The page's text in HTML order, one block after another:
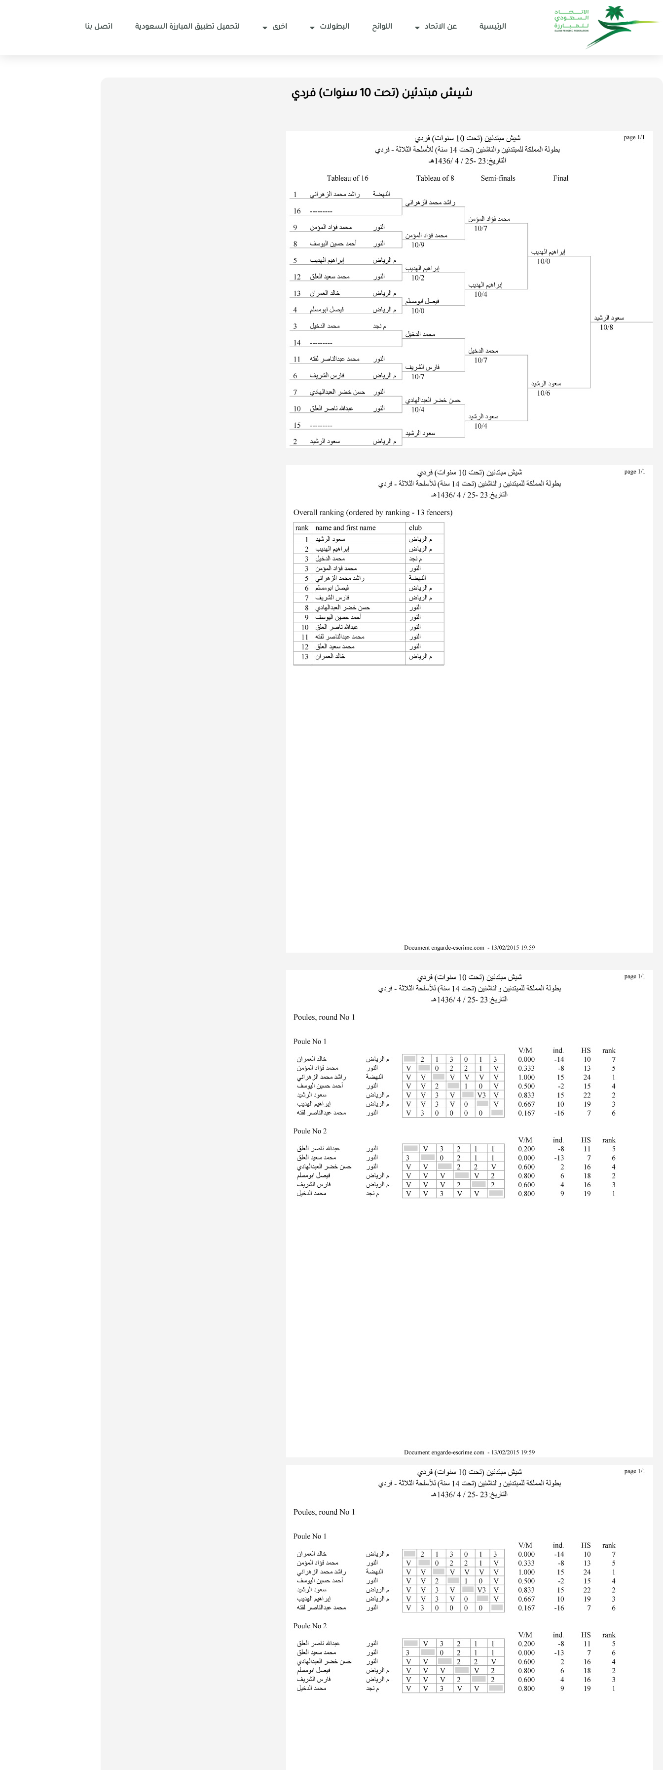
الرئيسية عن الاتحاد اللوائح البطولات اخرى لتحميل تطبيق المبارزة السعودية اتصل بنا
شيش مبتدئين (تحت 10 سنوات) فردي